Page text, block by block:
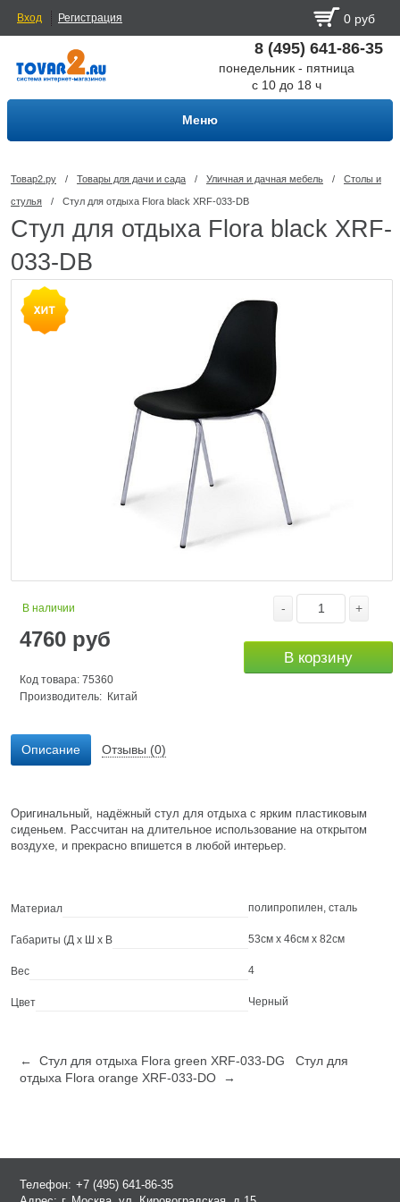
Вход Регистрация 0 руб
8 (495) 641-86-35
понедельник - пятница
с 10 до 18 ч
Меню
Товар2.ру / Товары для дачи и сада / Уличная и дачная мебель / Столы и
стулья / Стул для отдыха Flora black XRF-033-DB
Стул для отдыха Flora black XRF-
033-DB
В наличии
4760 руб
Код товара: 75360
Производитель: Китай
- +
В корзину
Описание Отзывы (0)
Оригинальный, надёжный стул для отдыха с ярким пластиковым
сиденьем. Рассчитан на длительное использование на открытом
воздухе, и прекрасно впишется в любой интерьер.
Материал полипропилен, сталь
Габариты (Д х Ш х В 53см x 46см x 82см
Вес 4
Цвет Черный
← Стул для отдыха Flora green XRF-033-DG
Стул для
отдыха Flora orange XRF-033-DO →
Телефон: +7 (495) 641-86-35